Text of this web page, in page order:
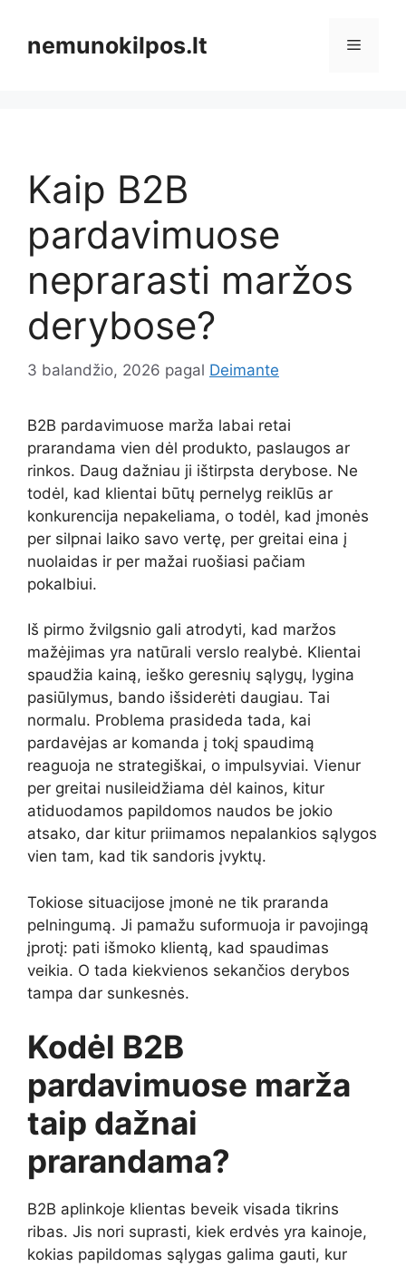
turinionemunokilpos.lt Meniu
Kaip B2B
pardavimuose
neprarasti maržos
derybose?
3 balandžio, 2026 pagal Deimante
B2B pardavimuose marža labai retai
prarandama vien dėl produkto, paslaugos ar
rinkos. Daug dažniau ji ištirpsta derybose. Ne
todėl, kad klientai būtų pernelyg reiklūs ar
konkurencija nepakeliama, o todėl, kad įmonės
per silpnai laiko savo vertę, per greitai eina į
nuolaidas ir per mažai ruošiasi pačiam
pokalbiui.
Iš pirmo žvilgsnio gali atrodyti, kad maržos
mažėjimas yra natūrali verslo realybė. Klientai
spaudžia kainą, ieško geresnių sąlygų, lygina
pasiūlymus, bando išsiderėti daugiau. Tai
normalu. Problema prasideda tada, kai
pardavėjas ar komanda į tokį spaudimą
reaguoja ne strategiškai, o impulsyviai. Vienur
per greitai nusileidžiama dėl kainos, kitur
atiduodamos papildomos naudos be jokio
atsako, dar kitur priimamos nepalankios sąlygos
vien tam, kad tik sandoris įvyktų.
Tokiose situacijose įmonė ne tik praranda
pelningumą. Ji pamažu suformuoja ir pavojingą
įprotį: pati išmoko klientą, kad spaudimas
veikia. O tada kiekvienos sekančios derybos
tampa dar sunkesnės.
Kodėl B2B
pardavimuose marža
taip dažnai
prarandama?
B2B aplinkoje klientas beveik visada tikrins
ribas. Jis nori suprasti, kiek erdvės yra kainoje,
kokias papildomas sąlygas galima gauti, kur